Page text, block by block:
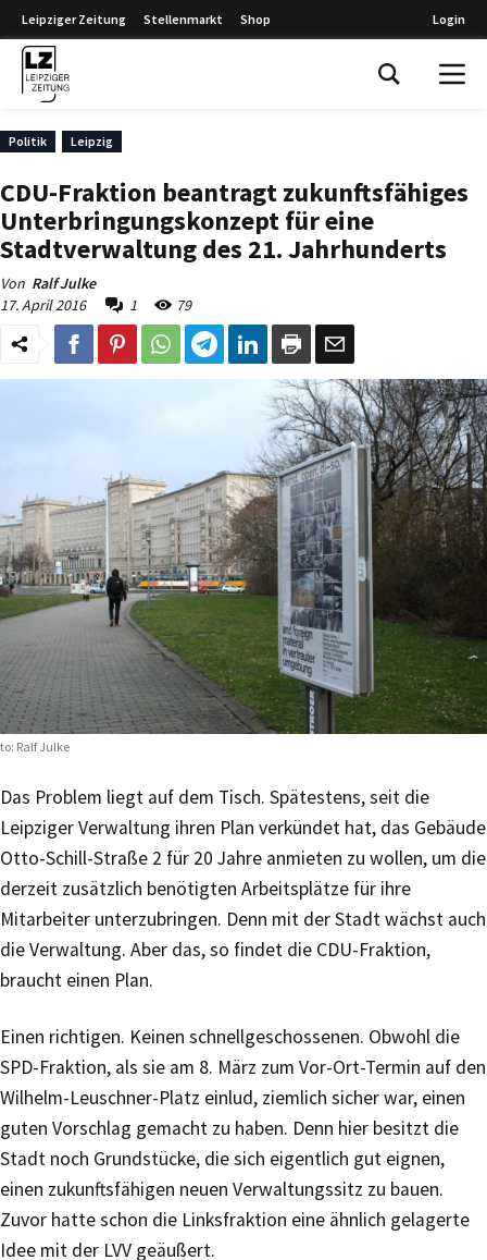
Leipziger Zeitung Stellenmarkt Shop Login
Politik Leipzig
CDU-Fraktion beantragt zukunftsfähiges
Unterbringungskonzept für eine
Stadtverwaltung des 21. Jahrhunderts
Von Ralf Julke
17. April 2016
1 79
Ralf Julke
Das Problem liegt auf dem Tisch. Spätestens, seit die
Leipziger Verwaltung ihren Plan verkündet hat, das Gebäude
Otto-Schill-Straße 2 für 20 Jahre anmieten zu wollen, um die
derzeit zusätzlich benötigten Arbeitsplätze für ihre
Mitarbeiter unterzubringen. Denn mit der Stadt wächst auch
die Verwaltung. Aber das, so findet die CDU-Fraktion,
braucht einen Plan.
Einen richtigen. Keinen schnellgeschossenen. Obwohl die
SPD-Fraktion, als sie am 8. März zum Vor-Ort-Termin auf den
Wilhelm-Leuschner-Platz einlud, ziemlich sicher war, einen
guten Vorschlag gemacht zu haben. Denn hier besitzt die
Stadt noch Grundstücke, die sich eigentlich gut eignen,
einen zukunftsfähigen neuen Verwaltungssitz zu bauen.
Zuvor hatte schon die Linksfraktion eine ähnlich gelagerte
Idee mit der LVV geäußert.